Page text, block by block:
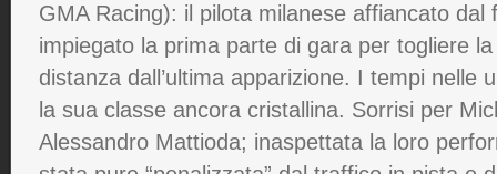
GMA Racing): il pilota milanese affiancato dal
impiegato la prima parte di gara per togliere
distanza dall’ultima apparizione. I tempi nelle
la sua classe ancora cristallina. Sorrisi per
Alessandro Mattioda; inaspettata la loro